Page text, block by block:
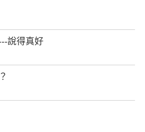
說得真好